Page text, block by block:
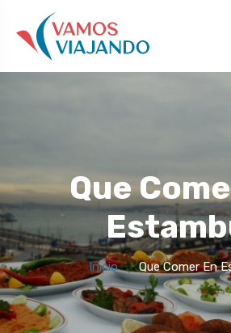
Que
Inicio Que Comer En